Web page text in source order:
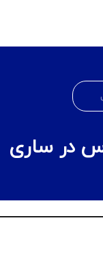
در ساری